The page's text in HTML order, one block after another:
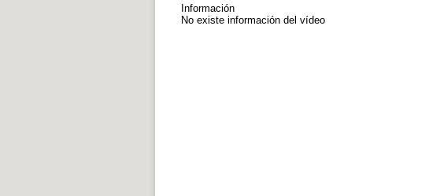
Información
No existe información del vídeo